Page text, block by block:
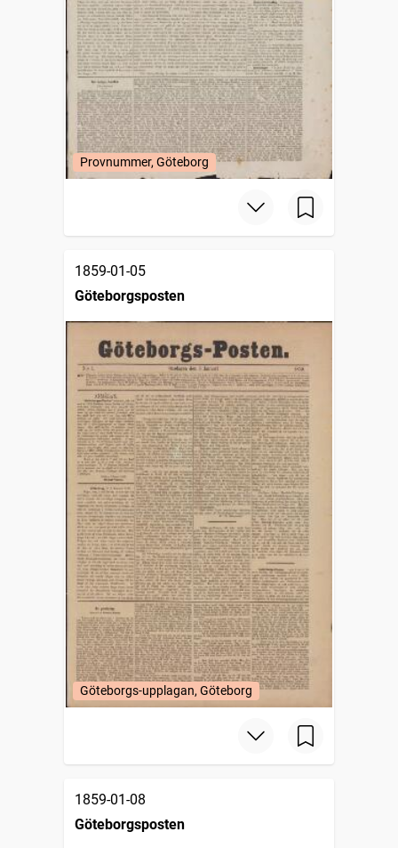
Provnummer, Göteborg
1859-01-05
Göteborgsposten
Göteborgs-upplagan, Göteborg
1859-01-08
Göteborgsposten